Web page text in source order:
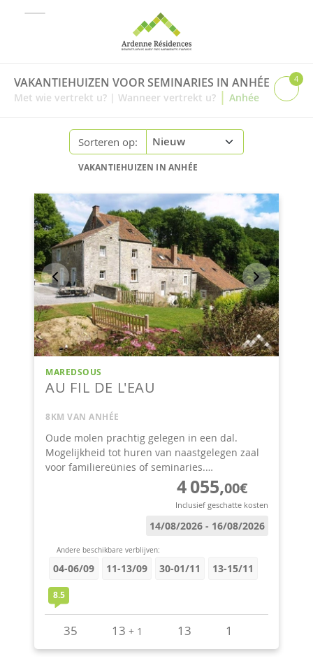
VAKANTIEHUIZEN VOOR SEMINARIES IN ANHÉE
Met wie vertrekt u? | Wanneer vertrekt u? | Anhée
4
Sorteren op:
VAKANTIEHUIZEN IN ANHÉE